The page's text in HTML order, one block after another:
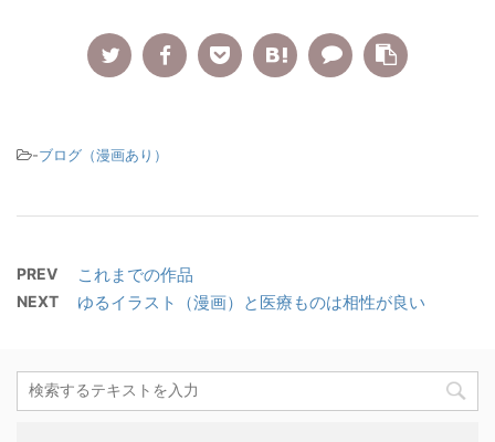
-ブログ（漫画あり）
PREV これまでの作品
NEXT ゆるイラスト（漫画）と医療ものは相性が良い